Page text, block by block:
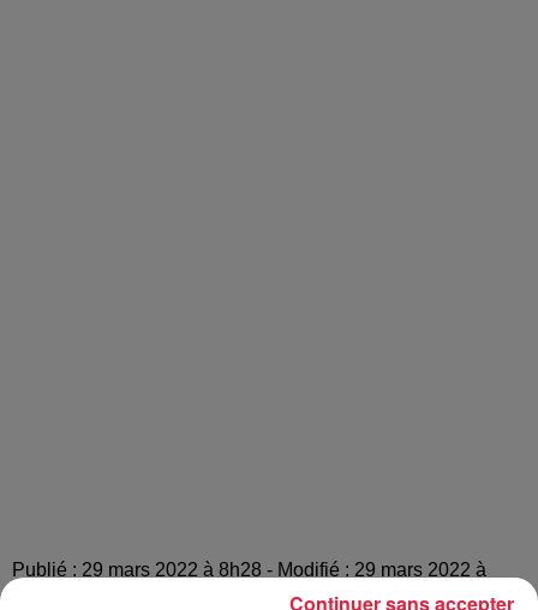
Publié : 29 mars 2022 à 8h28 - Modifié : 29 mars 2022 à
Continuer sans accepter